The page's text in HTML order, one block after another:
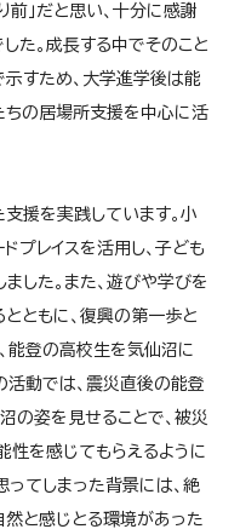
前」だと思い、十分に感謝
た。成長する中でそのこと
すため、大学進学後は能
ちの居場所支援を中心に活
援を実践しています。小
プレイスを活用し、子ども
した。また、遊びや学びを
ともに、復興の第一歩と
能登の高校生を気仙沼に
活動では、震災直後の能登
の姿を見せることで、被災
を感じてもらえるように
ってしまった背景には、絶
然と感じとる環境があった